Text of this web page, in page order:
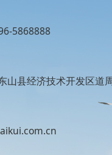
5868888
山县经济技术开发区道